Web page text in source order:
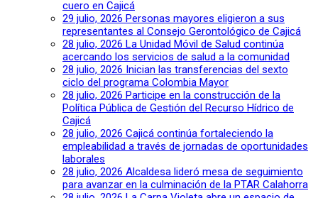
cuero en Cajicá
29 julio, 2026 Personas mayores eligieron a sus
representantes al Consejo Gerontológico de Cajicá
28 julio, 2026 La Unidad Móvil de Salud continúa
acercando los servicios de salud a la comunidad
28 julio, 2026 Inician las transferencias del sexto
ciclo del programa Colombia Mayor
28 julio, 2026 Participe en la construcción de la
Política Pública de Gestión del Recurso Hídrico de
Cajicá
28 julio, 2026 Cajicá continúa fortaleciendo la
empleabilidad a través de jornadas de oportunidades
laborales
28 julio, 2026 Alcaldesa lideró mesa de seguimiento
para avanzar en la culminación de la PTAR Calahorra